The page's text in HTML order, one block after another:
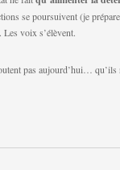
se poursuivent (je
voix s’élèvent.
pas aujourd’hui…